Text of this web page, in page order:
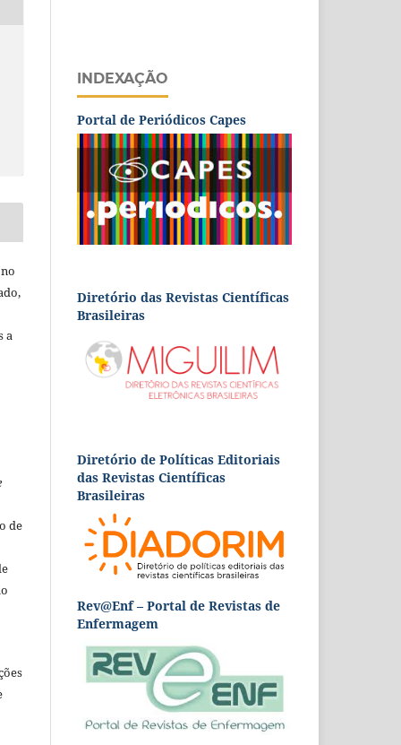
a
de
INDEXAÇÃO
Portal de Periódicos Capes
Diretório das Revistas Científicas
Brasileiras
Diretório de Políticas Editoriais
das Revistas Científicas
Brasileiras
Rev@Enf – Portal de Revistas de
Enfermagem